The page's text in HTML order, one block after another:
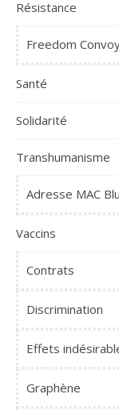
Résistance
Freedom
Santé
Solidarité
Transhumanisme
Adresse MAC
Vaccins
Contrats
Discrimination
Effets
Graphène